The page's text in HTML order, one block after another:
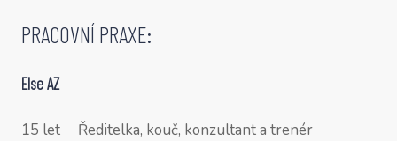
PRACOVNÍ PRAXE:
Else AZ
15 let Ředitelka, kouč, konzultant a trenér